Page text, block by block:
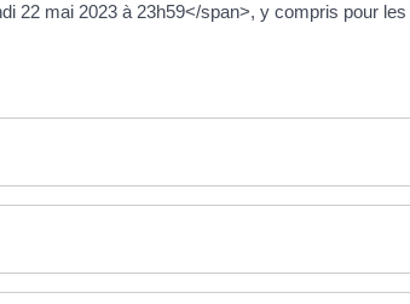
22 mai 2023 à 23h59</span>, y compris pour